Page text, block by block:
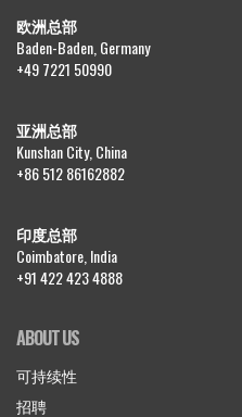
欧洲总部
Baden-Baden, Germany
+49 7221 50990
亚洲总部
Kunshan City, China
+86 512 86162882
印度总部
Coimbatore, India
+91 422 423 4888
ABOUT US
可持续性
招聘